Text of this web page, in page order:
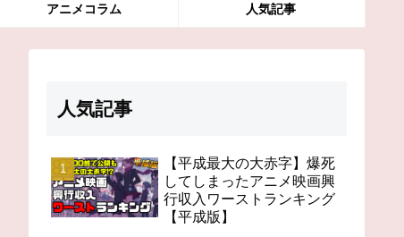
アニメコラム 人気記事
98分の無感動「未来のミ
ライ」レビュー
オタクが選ぶ！？日本の
アニメの歴史を変えたス
人気記事
【平成最大の大赤字】爆死
してしまったアニメ映画興
行収入ワーストランキング
【平成版】